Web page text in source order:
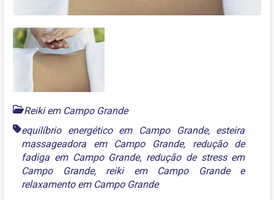
Reiki em Campo Grande
equilíbrio energético em Campo Grande, esteira
massageadora em Campo Grande, redução de
fadiga em Campo Grande, redução de stress em
Campo Grande, reiki em Campo Grandee
relaxamento em Campo Grande